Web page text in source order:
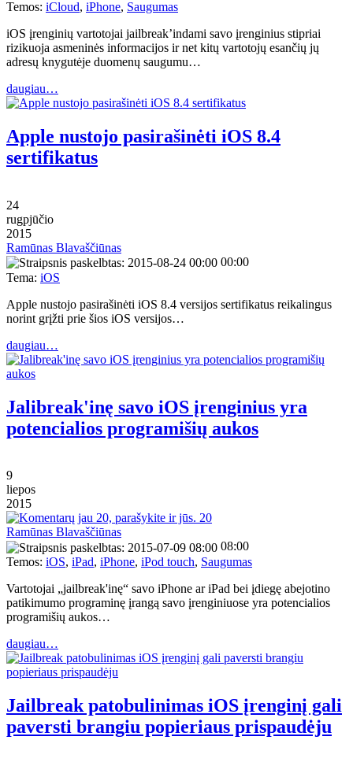
Temos: iCloud, iPhone, Saugumas
iOS įrenginių vartotojai jailbreak’indami savo įrenginius stipriai
rizikuoja asmeninės informacijos ir net kitų vartotojų esančių jų
adresų knygutėje duomenų saugumu…
daugiau…
Apple nustojo pasirašinėti iOS 8.4
sertifikatus
24
rugpjūčio
2015
Ramūnas Blavaščiūnas
00:00
Tema: iOS
Apple nustojo pasirašinėti iOS 8.4 versijos sertifikatus reikalingus
norint grįžti prie šios iOS versijos…
daugiau…
Jalibreak'inę savo iOS įrenginius yra
potencialios programišių aukos
9
liepos
2015
20
Ramūnas Blavaščiūnas
08:00
Temos: iOS, iPad, iPhone, iPod touch, Saugumas
Vartotojai „jailbreak'inę“ savo iPhone ar iPad bei įdiegę abejotino
patikimumo programinę įrangą savo įrenginiuose yra potencialios
programišių aukos…
daugiau…
Jailbreak patobulinimas iOS įrenginį gali
paversti brangiu popieriaus prispaudėju